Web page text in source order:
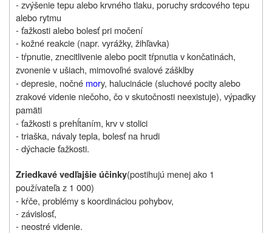
- zvýšenie tepu alebo krvného tlaku, poruchy srdcového tepu
alebo rytmu
- ťažkosti alebo bolesť pri močení
- kožné reakcie (napr. vyrážky, žihľavka)
- tŕpnutie, znecitlivenie alebo pocit tŕpnutia v končatinách,
zvonenie v ušiach, mimovoľné svalové zášklby
- depresie, nočné mory, halucinácie (sluchové pocity alebo
zrakové videnie niečoho, čo v skutočnosti neexistuje), výpadky
pamäti
- ťažkosti s prehĺtaním, krv v stolici
- triaška, návaly tepla, bolesť na hrudi
- dýchacie ťažkosti.
Zriedkavé vedľajšie účinky(postihujú menej ako 1
používateľa z 1 000)
- kŕče, problémy s koordináciou pohybov,
- závislosť,
- neostré videnie.